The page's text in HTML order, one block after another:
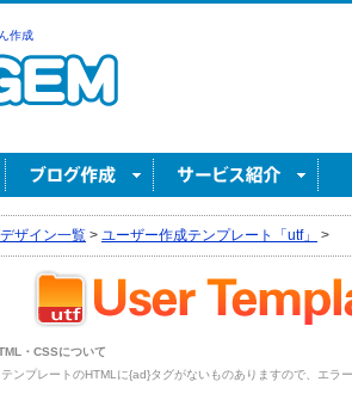
作成
ザイン一覧 > ユーザー作成テンプレート「utf」 >
・CSSについて
ンプレートのHTMLに{ad}タグがないものありますので、エラ